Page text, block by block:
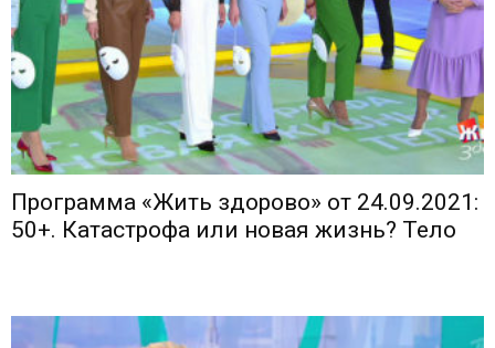
Программа «Жить здорово» от 24.09.2021:
50+. Катастрофа или новая жизнь? Тело